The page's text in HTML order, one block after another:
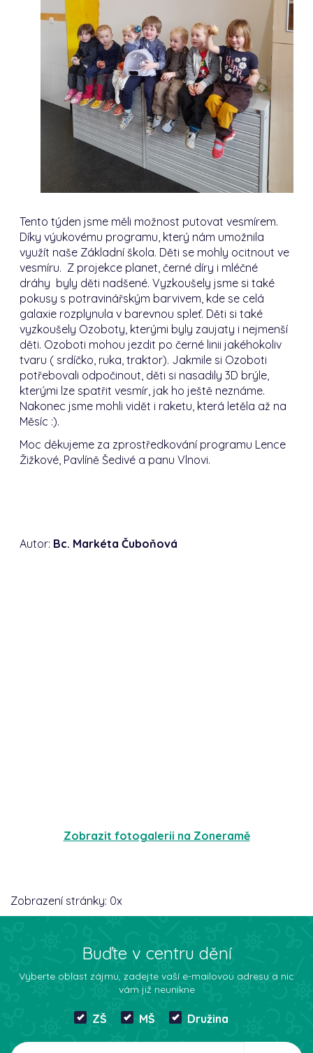
Tento týden jsme měli možnost putovat vesmírem.
Díky výukovému programu, který nám umožnila
využít naše Základní škola. Děti se mohly ocitnout ve
vesmíru. Z projekce planet, černé díry i mléčné
dráhy byly děti nadšené. Vyzkoušely jsme si také
pokusy s potravinářským barvivem, kde se celá
galaxie rozplynula v barevnou spleť. Děti si také
vyzkoušely Ozoboty, kterými byly zaujaty i nejmenší
děti. Ozoboti mohou jezdit po černé linii jakéhokoliv
tvaru ( srdíčko, ruka, traktor). Jakmile si Ozoboti
potřebovali odpočinout, děti si nasadily 3D brýle,
kterými lze spatřit vesmír, jak ho ještě neznáme.
Nakonec jsme mohli vidět i raketu, která letěla až na
Měsíc :).
Moc děkujeme za zprostředkování programu Lence
Žižkové, Pavlíně Šedivé a panu Vlnovi.
Autor: Bc. Markéta Čuboňová
Zobrazit fotogalerii na Zoneramě
Zobrazení stránky: 0x
Buďte v centru dění
Vyberte oblast zájmu, zadejte vaší e-mailovou adresu a nic
vám již neunikne
ZŠ MŠ Družina